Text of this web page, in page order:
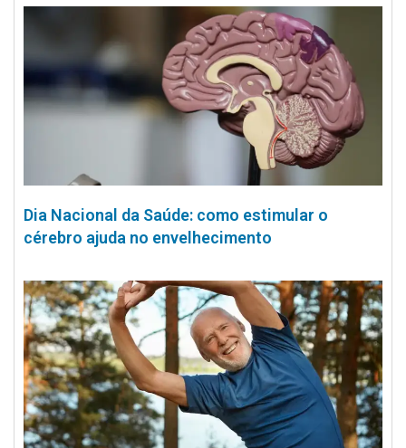
Dia Nacional da Saúde: como estimular o
cérebro ajuda no envelhecimento